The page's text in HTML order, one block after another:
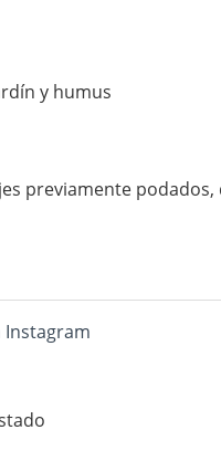
y humus
previamente
Instagram